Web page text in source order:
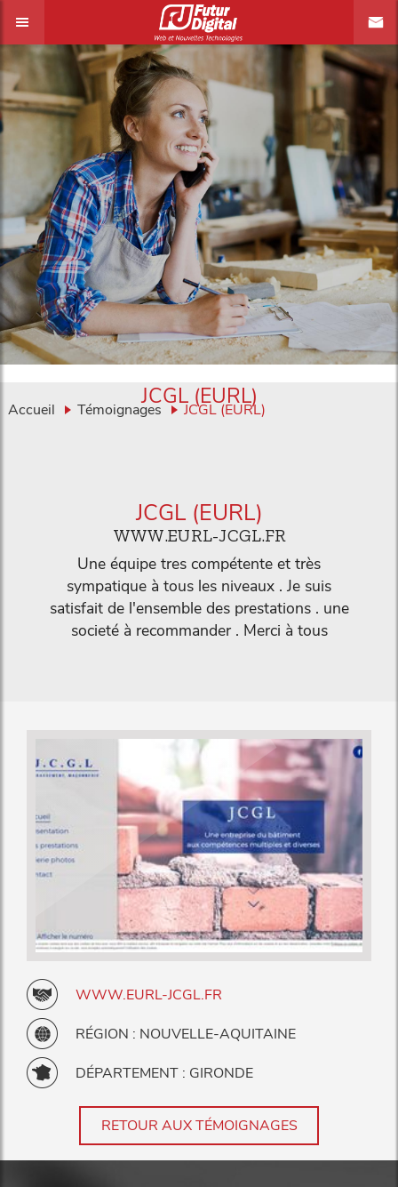
Accueil Témoignages JCGL (EURL)
JCGL (EURL)
JCGL (EURL)
WWW.EURL-JCGL.FR
Une équipe tres compétente et très
sympatique à tous les niveaux . Je suis
satisfait de l'ensemble des prestations . une
societé à recommander . Merci à tous
WWW.EURL-JCGL.FR
RÉGION : NOUVELLE-AQUITAINE
DÉPARTEMENT : GIRONDE
RETOUR AUX TÉMOIGNAGES